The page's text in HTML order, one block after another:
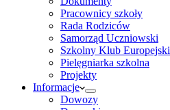
Pracownicy szkoły
Rada Rodziców
Samorząd Uczniowski
Szkolny Klub Europejski
Pielęgniarka szkolna
Projekty
Informacje
Dowozy